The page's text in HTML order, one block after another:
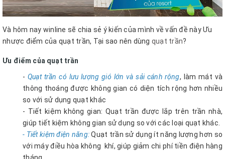
Và hôm nay winline sẽ chia sẻ ý kiến của mình về vấn đề này Ưu
nhược điểm của quạt trần, Tại sao nên dùng quạt trần?
Ưu điểm của quạt trần
- Quạt trần có lưu lượng gió lớn và sải cánh rộng, làm mát và
thông thoáng được không gian có diện tích rộng hơn nhiều
so với sử dụng quạt khác
- Tiết kiệm không gian: Quạt trần được lắp trên trần nhà,
giúp tiết kiệm không gian sử dụng so với các loại quạt khác.
- Tiết kiệm điện năng:Quạt trần sử dụng ít năng lượng hơn so
với máy điều hòa không khí, giúp giảm chi phí tiền điện hàng